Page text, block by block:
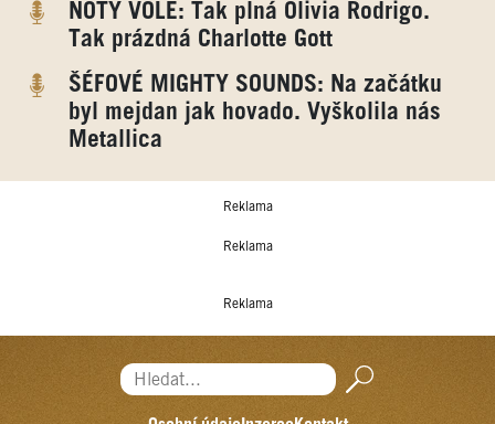
NOTY VOLE: Tak plná Olivia Rodrigo.
Tak prázdná Charlotte Gott
ŠÉFOVÉ MIGHTY SOUNDS: Na začátku
byl mejdan jak hovado. Vyškolila nás
Metallica
Reklama
Reklama
Reklama
Hledat...